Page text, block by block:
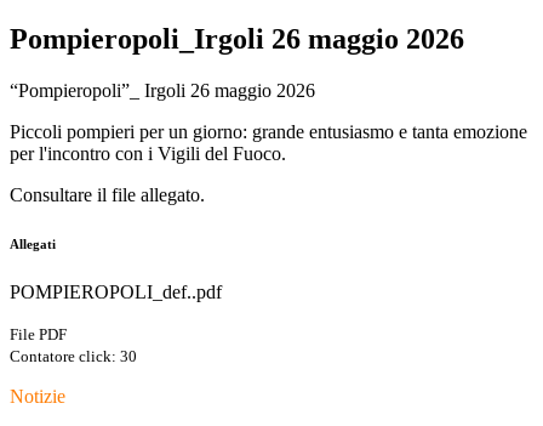
Pompieropoli_Irgoli 26 maggio 2026
“Pompieropoli”_ Irgoli 26 maggio 2026
Piccoli pompieri per un giorno: grande entusiasmo e tanta emozione
per l'incontro con i Vigili del Fuoco.
Consultare il file allegato.
Allegati
POMPIEROPOLI_def..pdf
File PDF
Contatore click: 30
Notizie